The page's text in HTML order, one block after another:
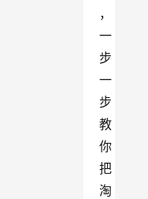
，
一
步
一
步
教
你
把
淘